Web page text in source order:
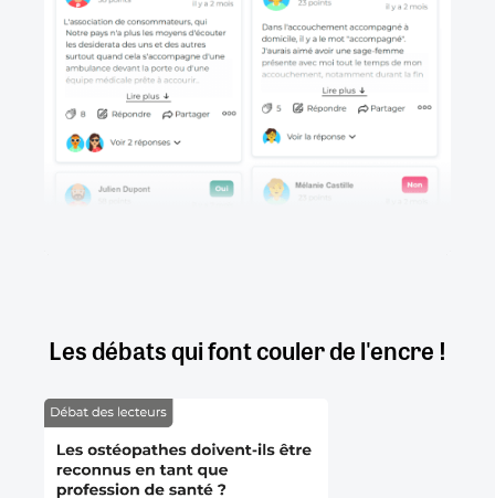
Les débats qui font couler de l'encre !